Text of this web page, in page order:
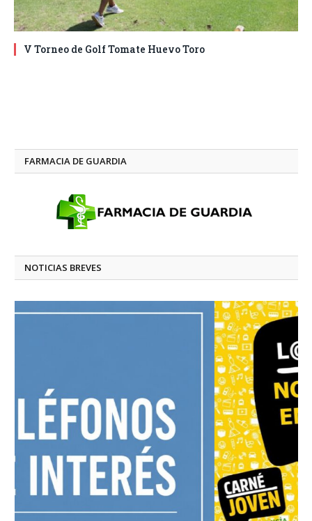
V Torneo de Golf Tomate Huevo Toro
FARMACIA DE GUARDIA
NOTICIAS BREVES